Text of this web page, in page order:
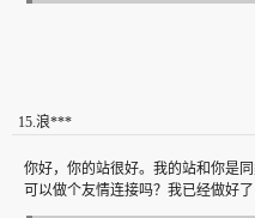
15.浪***
你好，你的站很好。我的站和你是同
可以做个友情连接吗？我已经做好了